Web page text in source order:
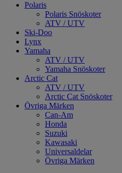
Polaris
Polaris Snöskoter
ATV / UTV
Ski-Doo
Lynx
Yamaha
ATV / UTV
Yamaha Snöskoter
Arctic Cat
ATV / UTV
Arctic Cat Snöskoter
Övriga Märken
Can-Am
Honda
Suzuki
Kawasaki
Universaldelar
Övriga Märken